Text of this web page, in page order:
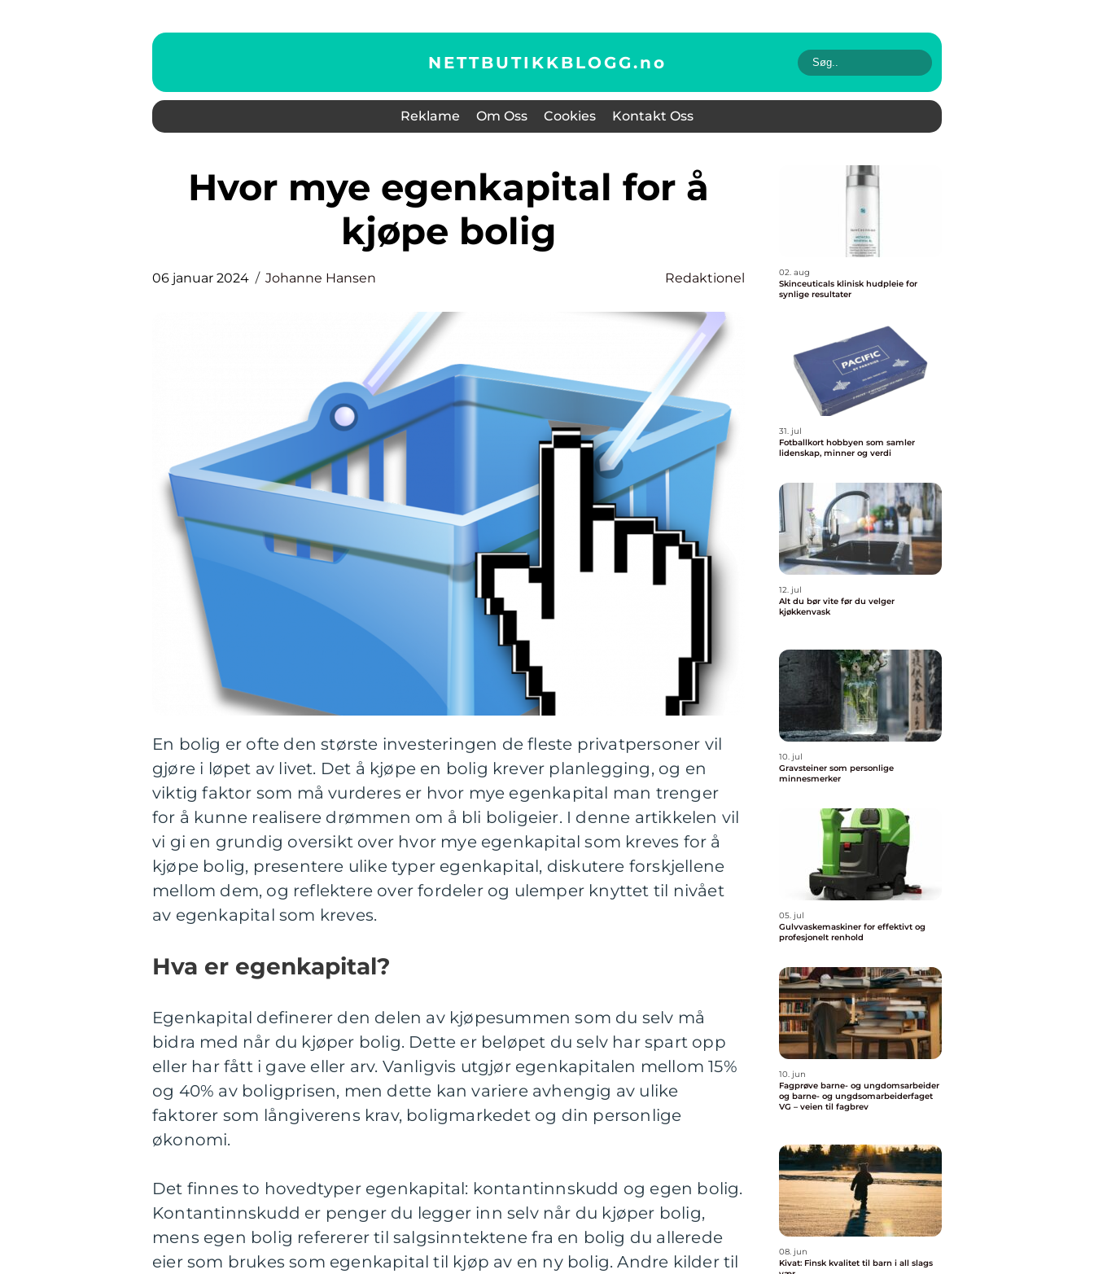
NETTBUTIKKBLOGG.no
Reklame Om Oss Cookies Kontakt Oss
Hvor mye egenkapital for å
kjøpe bolig
06 januar 2024 Johanne Hansen Redaktionel
En bolig er ofte den største investeringen de fleste privatpersoner vil
gjøre i løpet av livet. Det å kjøpe en bolig krever planlegging, og en
viktig faktor som må vurderes er hvor mye egenkapital man trenger
for å kunne realisere drømmen om å bli boligeier. I denne artikkelen vil
vi gi en grundig oversikt over hvor mye egenkapital som kreves for å
kjøpe bolig, presentere ulike typer egenkapital, diskutere forskjellene
mellom dem, og reflektere over fordeler og ulemper knyttet til nivået
av egenkapital som kreves.
Hva er egenkapital?
Egenkapital definerer den delen av kjøpesummen som du selv må
bidra med når du kjøper bolig. Dette er beløpet du selv har spart opp
eller har fått i gave eller arv. Vanligvis utgjør egenkapitalen mellom 15%
og 40% av boligprisen, men dette kan variere avhengig av ulike
faktorer som långiverens krav, boligmarkedet og din personlige
økonomi.
Det finnes to hovedtyper egenkapital: kontantinnskudd og egen bolig.
Kontantinnskudd er penger du legger inn selv når du kjøper bolig,
mens egen bolig refererer til salgsinntektene fra en bolig du allerede
eier som brukes som egenkapital til kjøp av en ny bolig. Andre kilder til
02. aug
Skinceuticals klinisk hudpleie for
synlige resultater
31. jul
Fotballkort hobbyen som samler
lidenskap, minner og verdi
12. jul
Alt du bør vite før du velger
kjøkkenvask
10. jul
Gravsteiner som personlige
minnesmerker
05. jul
Gulvvaskemaskiner for effektivt og
profesjonelt renhold
10. jun
Fagprøve barne- og ungdomsarbeider
og barne- og ungdsomarbeiderfaget
VG – veien til fagbrev
08. jun
Kivat: Finsk kvalitet til barn i all slags